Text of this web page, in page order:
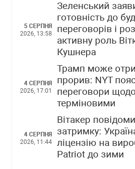
5 СЕРПНЯ
2026, 13:58
Зеленський
готовність до
переговорів і
активну роль
Кушнера
4 СЕРПНЯ
2026, 17:01
Трамп може
прорив: NYT
переговори
терміновими
4 СЕРПНЯ
2026, 11:44
Вітакер
затримку:
ліцензію на
Patriot до зими